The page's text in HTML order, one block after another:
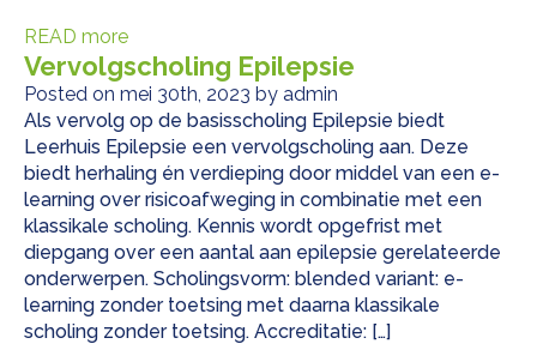
READ more
Vervolgscholing Epilepsie
Posted on mei 30th, 2023 by admin
Als vervolg op de basisscholing Epilepsie biedt
Leerhuis Epilepsie een vervolgscholing aan. Deze
biedt herhaling én verdieping door middel van een e-
learning over risicoafweging in combinatie met een
klassikale scholing. Kennis wordt opgefrist met
diepgang over een aantal aan epilepsie gerelateerde
onderwerpen. Scholingsvorm: blended variant: e-
learning zonder toetsing met daarna klassikale
scholing zonder toetsing. Accreditatie: […]